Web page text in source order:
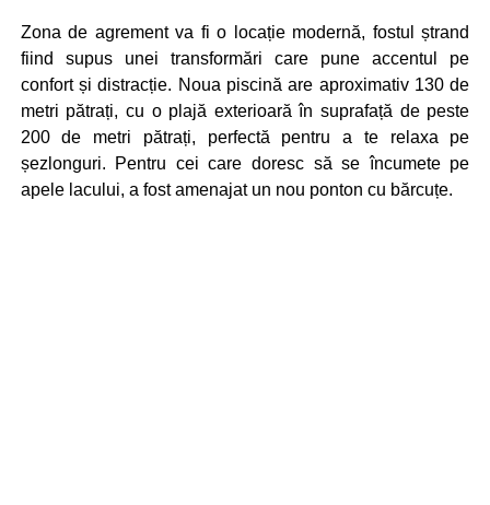
Zona de agrement va fi o locație modernă, fostul ștrand
fiind supus unei transformări care pune accentul pe
confort și distracție. Noua piscină are aproximativ 130 de
metri pătrați, cu o plajă exterioară în suprafață de peste
200 de metri pătrați, perfectă pentru a te relaxa pe
șezlonguri. Pentru cei care doresc să se încumete pe
apele lacului, a fost amenajat un nou ponton cu bărcuțe.